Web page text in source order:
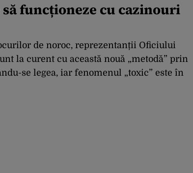
funcționeze cu cazinouri
de noroc, reprezentanții Oficiului
la curent cu această nouă „metodă” prin
se legea, iar fenomenul „toxic” este în